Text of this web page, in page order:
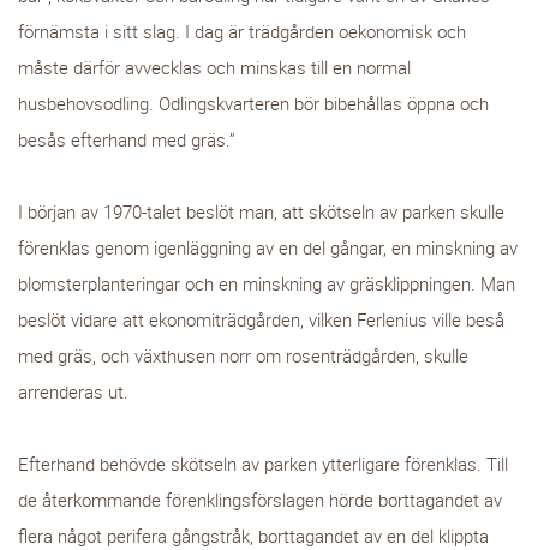
förnämsta i sitt slag. I dag är trädgården oekonomisk och
måste därför avvecklas och minskas till en normal
husbehovsodling. Odlingskvarteren bör bibehållas öppna och
besås efterhand med gräs.”
I början av 1970-talet beslöt man, att skötseln av parken skulle
förenklas genom igenläggning av en del gångar, en minskning av
blomsterplanteringar och en minskning av gräsklippningen. Man
beslöt vidare att ekonomiträdgården, vilken Ferlenius ville beså
med gräs, och växthusen norr om rosenträdgården, skulle
arrenderas ut.
Efterhand behövde skötseln av parken ytterligare förenklas. Till
de återkommande förenklingsförslagen hörde borttagandet av
flera något perifera gångstråk, borttagandet av en del klippta